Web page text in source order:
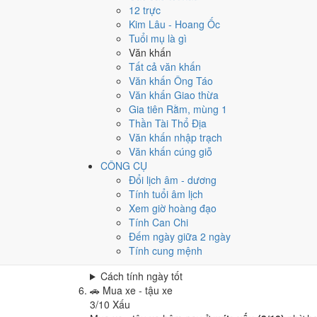
12 trực
Kim Lâu - Hoang Ốc
Tuổi mụ là gì
Văn khấn
Tất cả văn khấn
Văn khấn Ông Táo
Văn khấn Giao thừa
Gia tiên Rằm, mùng 1
Thần Tài Thổ Địa
Văn khấn nhập trạch
Văn khấn cúng giỗ
CÔNG CỤ
Đổi lịch âm - dương
Tính tuổi âm lịch
Xem giờ hoàng đạo
Tính Can Chi
Đếm ngày giữa 2 ngày
Tính cung mệnh
Cách tính ngày tốt
Khai trương - mở cửa hàng
Xấu
Khai trương - mở cửa hàng hôm nay ở
Cách tính ngày tốt
Ký hợp đồng - giao ước
Xấu
Ký hợp đồng - giao ước hôm nay ở
Cách tính ngày tốt
🏗️ Động thổ - khởi công
Xấu
Động thổ - khởi công hôm nay ở
Cách tính ngày tốt
Nhập trạch - vào nhà mới
Xấu
Nhập trạch - vào nhà mới hôm nay ở
Cách tính ngày tốt
🚗 Mua xe - tậu xe
3/10 Xấu